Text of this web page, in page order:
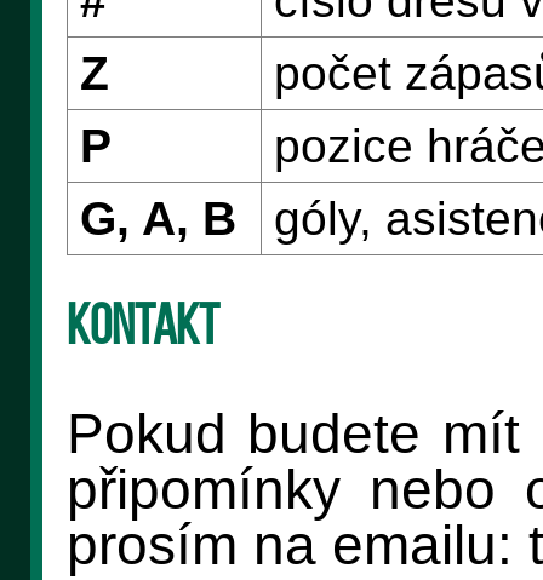
Z
počet
P
pozice
G, A, B
góly,
Kontakt
Pokud budete mít
připomínky nebo
prosím na emailu: